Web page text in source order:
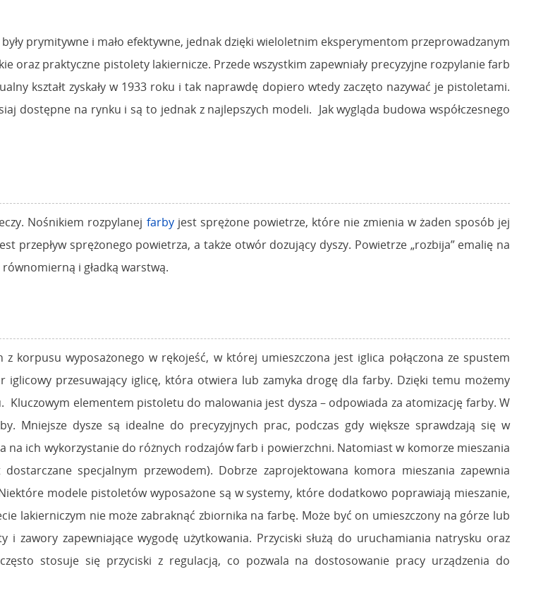
prymitywne i mało efektywne, jednak dzięki wieloletnim eksperymentom przeprowadzanym
oraz praktyczne pistolety lakiernicze. Przede wszystkim zapewniały precyzyjne rozpylanie farb
kształt zyskały w 1933 roku i tak naprawdę dopiero wtedy zaczęto nazywać je pistoletami.
dostępne na rynku i są to jednak z najlepszych modeli. Jak wygląda budowa współczesnego
Nośnikiem rozpylanej farbyjest sprężone powietrze, które nie zmienia w żaden sposób jej
przepływ sprężonego powietrza, a także otwór dozujący dyszy. Powietrze „rozbija” emalię na
i gładką warstwą.
korpusu wyposażonego w rękojeść, w której umieszczona jest iglica połączona ze spustem
przesuwający iglicę, która otwiera lub zamyka drogę dla farby. Dzięki temu możemy
elementem pistoletu do malowania jest dysza – odpowiada za atomizację farby. W
Mniejsze dysze są idealne do precyzyjnych prac, podczas gdy większe sprawdzają się w
na ich wykorzystanie do różnych rodzajów farb i powierzchni. Natomiast w komorze mieszania
specjalnym przewodem). Dobrze zaprojektowana komora mieszania zapewnia
modele pistoletów wyposażone są w systemy, które dodatkowo poprawiają mieszanie,
lakierniczym nie może zabraknąć zbiornika na farbę. Może być on umieszczony na górze lub
zawory zapewniające wygodę użytkowania. Przyciski służą do uruchamiania natrysku oraz
stosuje się przyciski z regulacją, co pozwala na dostosowanie pracy urządzenia do